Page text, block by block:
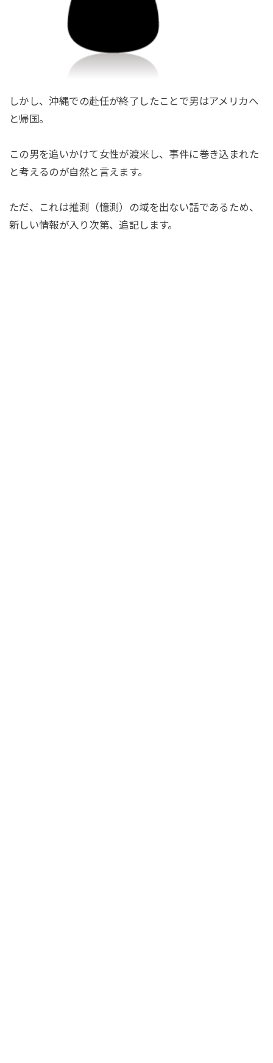
しかし、沖縄での赴任が終了したことで男はアメリカへ
と帰国。
この男を追いかけて女性が渡米し、事件に巻き込まれた
と考えるのが自然と言えます。
ただ、これは推測（憶測）の域を出ない話であるため、
新しい情報が入り次第、追記します。